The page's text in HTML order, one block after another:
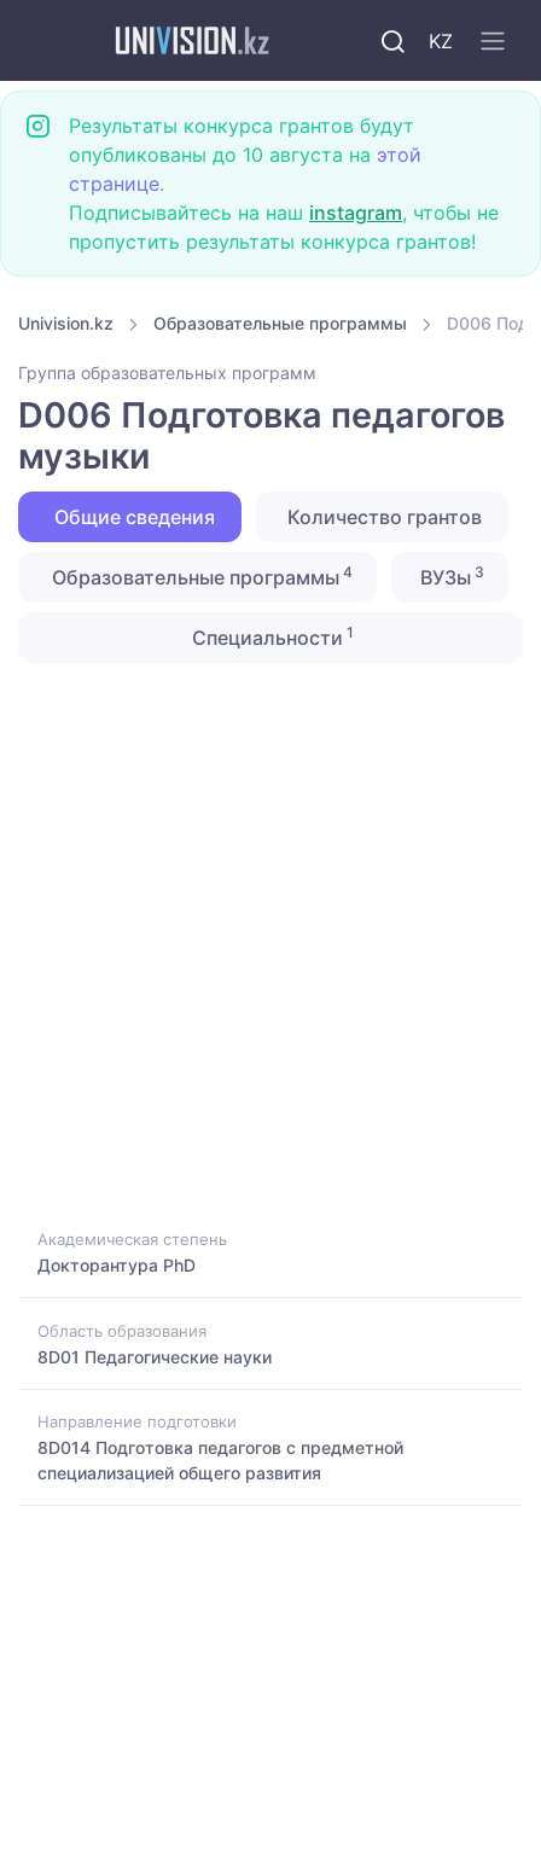
KZ
Результаты конкурса грантов будут
опубликованы до 10 августа на этой
странице.
Подписывайтесь на наш instagram, чтобы не
пропустить результаты конкурса грантов!
Univision.kz Образовательные программы D006
Группа образовательных программ
D006 Подготовка педагогов
музыки
Общие сведения Количество грантов
Образовательные программы 4 ВУЗы 3
Специальности 1
Академическая степень
Докторантура PhD
Область образования
8D01 Педагогические науки
Направление подготовки
8D014 Подготовка педагогов с предметной
специализацией общего развития